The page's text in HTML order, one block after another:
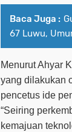
Baca Juga :
67 Luwu,
Menurut Ahyar
yang dilakukan
pencetus ide
“Seiring
kemajuan